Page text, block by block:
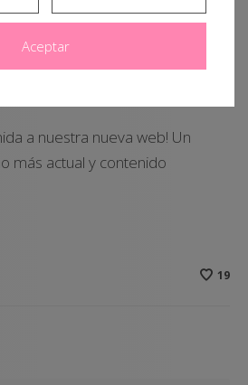
web!
a nuestra nueva web! Un
más actual y contenido
19
Aceptar